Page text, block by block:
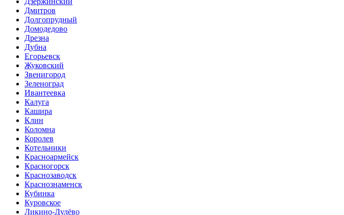
Дмитров
Долгопрудный
Домодедово
Дрезна
Дубна
Егорьевск
Жуковский
Звенигород
Зеленоград
Ивантеевка
Калуга
Кашира
Клин
Коломна
Королев
Котельники
Красноармейск
Красногорск
Краснозаводск
Краснознаменск
Кубинка
Куровское
Ликино-Дулёво